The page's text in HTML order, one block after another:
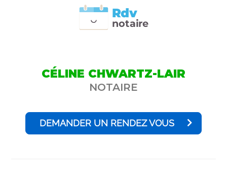
notaire
Rdv
CÉLINE CHWARTZ-LAIR
NOTAIRE
DEMANDER UN RENDEZ VOUS